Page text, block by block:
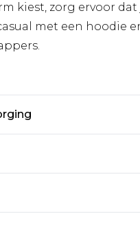
kiest, zorg ervoor
met een hoodie